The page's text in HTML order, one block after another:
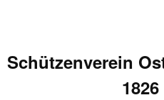
Schützenverein